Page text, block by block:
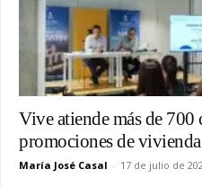
Vive atiende más de 700
promociones de
María José Casal - 17 de julio de